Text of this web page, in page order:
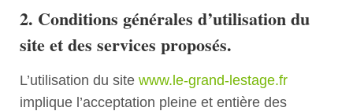
2. Conditions générales d’utilisation du
site et des services proposés.
L’utilisation du site www.le-grand-lestage.fr
implique l’acceptation pleine et entière des